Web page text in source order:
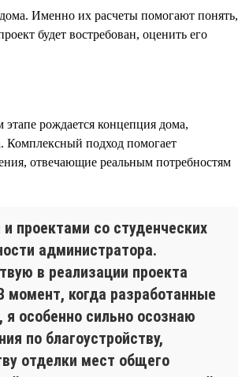
Именно их расчеты помогают понять,
будет востребован, оценить его
рождается концепция дома,
Комплексный подход помогает
отвечающие реальным потребностям
проектами со студенческих
администратора.
в реализации проекта
момент, когда разработанные
я особенно сильно осознаю
по благоустройству,
отделки мест общего